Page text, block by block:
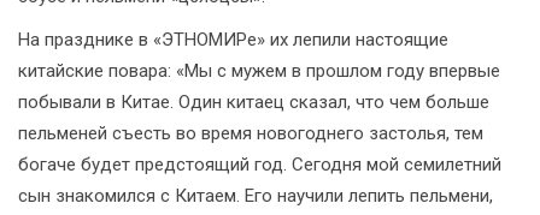
На празднике в «ЭТНОМИРе» их лепили настоящие
китайские повара: «Мы с мужем в прошлом году впервые
побывали в Китае. Один китаец сказал, что чем больше
пельменей съесть во время новогоднего застолья, тем
богаче будет предстоящий год. Сегодня мой семилетний
сын знакомился с Китаем. Его научили лепить пельмени,